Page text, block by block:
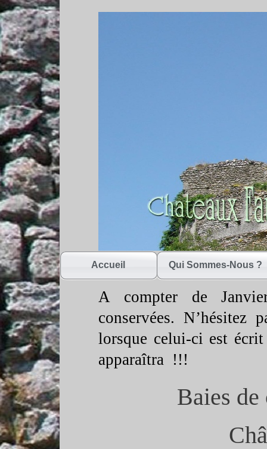
Baies
Accueil Qui Sommes-Nous ?
A compter de
conservées.
lorsque celui-ci est écrit
apparaîtra !!!